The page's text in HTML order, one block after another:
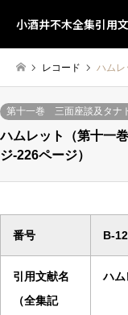
小酒井不木全集引用
レコード ハムレ
第十一巻 三面座談及タナ
ハムレット（第十一
ジ-226ページ）
番号 B-
引用文献名
（全集記
ハム